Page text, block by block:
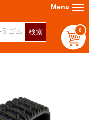
検索 0
Menu Menu